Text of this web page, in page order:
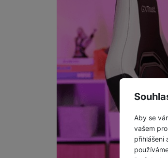
Aby se
vašem
přihlášeni